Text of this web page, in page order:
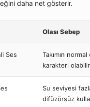
daha net gösterir.
Olası Sebep
Ses
Takımın normal
karakteri olabilir
Su seviyesi
difüzörsüz